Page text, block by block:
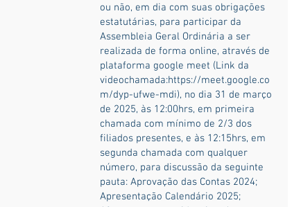
ou não, em dia com suas obrigações
estatutárias, para participar da
Assembleia Geral Ordinária a ser
realizada de forma online, através de
plataforma google meet (Link da
videochamada:https://meet.google.co
m/dyp-ufwe-mdi), no dia 31 de março
de 2025, às 12:00hrs, em primeira
chamada com mínimo de 2/3 dos
filiados presentes, e às 12:15hrs, em
segunda chamada com qualquer
número, para discussão da seguinte
pauta: Aprovação das Contas 2024;
Apresentação Calendário 2025;